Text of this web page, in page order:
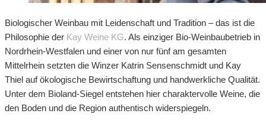
Biologischer Weinbau mit Leidenschaft und Tradition – das ist die
Philosophie der Kay Weine KG. Als einziger Bio-Weinbaubetrieb in
Nordrhein-Westfalen und einer von nur fünf am gesamten
Mittelrhein setzten die Winzer Katrin Sensenschmidt und Kay
Thiel auf ökologische Bewirtschaftung und handwerkliche Qualität.
Unter dem Bioland-Siegel entstehen hier charaktervolle Weine, die
den Boden und die Region authentisch widerspiegeln.